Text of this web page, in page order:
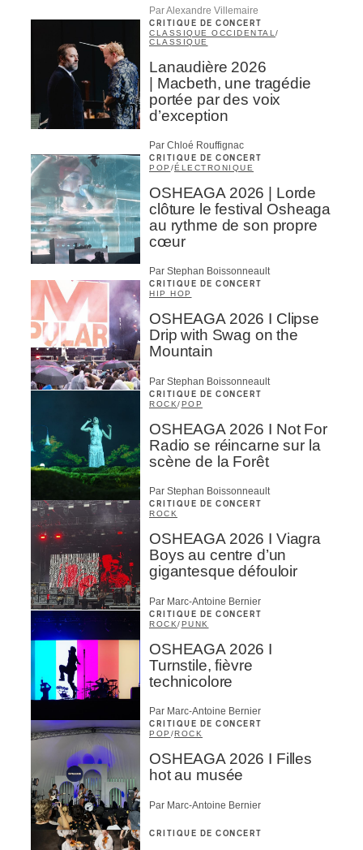
Par Alexandre Villemaire
CRITIQUE DE CONCERT
CLASSIQUE OCCIDENTAL /
CLASSIQUE
Lanaudière 2026
| Macbeth, une tragédie
portée par des voix
d’exception
Par Chloé Rouffignac
CRITIQUE DE CONCERT
POP /ÉLECTRONIQUE
OSHEAGA 2026 | Lorde
clôture le festival Osheaga
au rythme de son propre
cœur
Par Stephan Boissonneault
CRITIQUE DE CONCERT
HIP HOP
OSHEAGA 2026 I Clipse
Drip with Swag on the
Mountain
Par Stephan Boissonneault
CRITIQUE DE CONCERT
ROCK/POP
OSHEAGA 2026 I Not For
Radio se réincarne sur la
scène de la Forêt
Par Stephan Boissonneault
CRITIQUE DE CONCERT
ROCK
OSHEAGA 2026 I Viagra
Boys au centre d’un
gigantesque défouloir
Par Marc-Antoine Bernier
CRITIQUE DE CONCERT
ROCK/PUNK
OSHEAGA 2026 I
Turnstile, fièvre
technicolore
Par Marc-Antoine Bernier
CRITIQUE DE CONCERT
POP /ROCK
OSHEAGA 2026 I Filles
hot au musée
Par Marc-Antoine Bernier
CRITIQUE DE CONCERT